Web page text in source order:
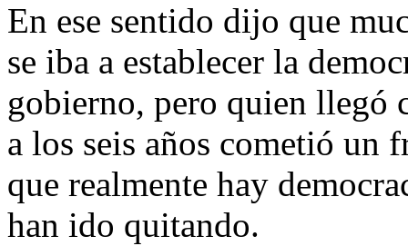
En ese sentido dijo que
se iba a establecer la
gobierno, pero quien llegó
a los seis años cometió un
que realmente hay
han ido quitando.